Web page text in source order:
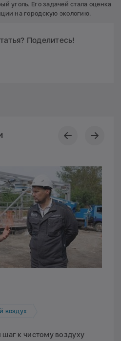
уголь. Его задачей стала оценка
на городскую экологию.
Поделитесь!
воздух
к чистому воздуху